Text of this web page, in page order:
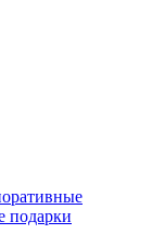
подарки